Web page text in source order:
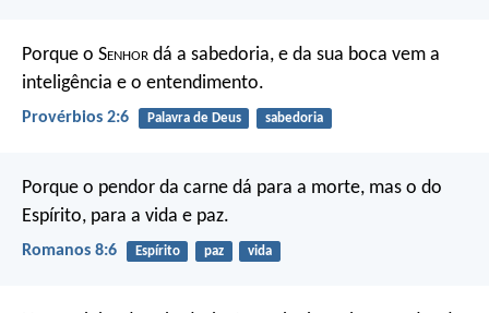
Porque o Senhor dá a sabedoria, e da sua boca vem a
inteligência e o entendimento.
Provérbios 2:6 Palavra de Deus sabedoria
Porque o pendor da carne dá para a morte, mas o do
Espírito, para a vida e paz.
Romanos 8:6 Espírito paz vida